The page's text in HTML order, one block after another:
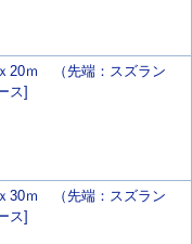
20ｍ （先端：スズラン
ス]
30ｍ （先端：スズラン
ス]